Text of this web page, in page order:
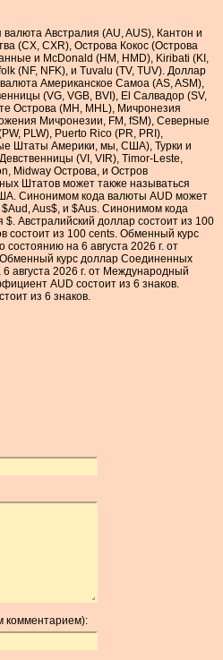
Австралия (AU, AUS), Кантон и
(CX, CXR), Острова Кокос (Острова
и McDonald (HM, HMD), Kiribati (KI,
(NF, NFK), и Tuvalu (TV, TUV). Доллар
Американское Самоа (AS, ASM),
(VG, VGB, BVI), El Салвадор (SV,
Острова (MH, MHL), Мичронезия
Мичронезии, FM, fSM), Северные
PLW), Puerto Rico (PR, PRI),
Штаты Америки, мы, США), Турки и
(VI, VIR), Timor-Leste,
Midway Острова, и Остров
Штатов может также называться
Синонимом кода валюты AUD может
Aus$, и $Aus. Синонимом кода
Австралийский доллар состоит из 100
из 100 cents. Обменный курс
на 6 августа 2026 г. от
курс доллар Соединенных
августа 2026 г. от Международный
AUD состоит из 6 знаков.
из 6 знаков.
комментарием):